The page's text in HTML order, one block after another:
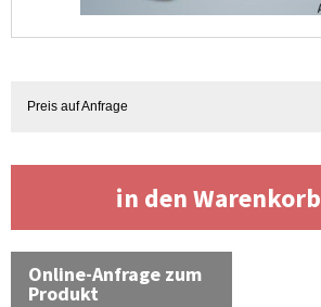
Preis auf Anfrage
in den Warenkorb
Online-Anfrage zum
Produkt